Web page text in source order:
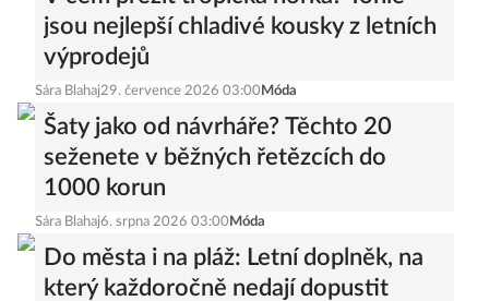
jsou nejlepší chladivé kousky z letních
výprodejů
Sára Blahaj29. července 2026 03:00 Móda
Šaty jako od návrháře? Těchto 20
seženete v běžných řetězcích do
1000 korun
Sára Blahaj6. srpna 2026 03:00 Móda
Do města i na pláž: Letní doplněk, na
který každoročně nedají dopustit